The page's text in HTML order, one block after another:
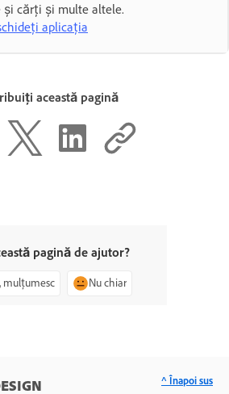
și cărți și multe altele.
aplicația
această pagină
pagină de ajutor?
mulțumesc Nu chiar
^ Înapoi sus